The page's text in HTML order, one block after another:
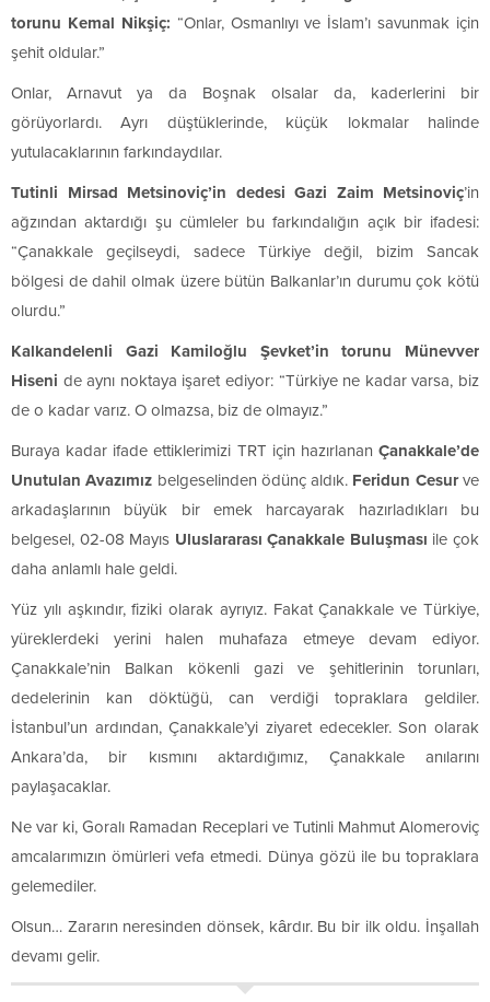
torunu Kemal Nikşiç: “Onlar, Osmanlıyı ve İslam’ı savunmak için
şehit oldular.”
Onlar, Arnavut ya da Boşnak olsalar da, kaderlerini bir
görüyorlardı. Ayrı düştüklerinde, küçük lokmalar halinde
yutulacaklarının farkındaydılar.
Tutinli Mirsad Metsinoviç’in dedesi Gazi Zaim Metsinoviç’in
ağzından aktardığı şu cümleler bu farkındalığın açık bir ifadesi:
“Çanakkale geçilseydi, sadece Türkiye değil, bizim Sancak
bölgesi de dahil olmak üzere bütün Balkanlar’ın durumu çok kötü
olurdu.”
Kalkandelenli Gazi Kamiloğlu Şevket’in torunu Münevver
Hiseni de aynı noktaya işaret ediyor: “Türkiye ne kadar varsa, biz
de o kadar varız. O olmazsa, biz de olmayız.”
Buraya kadar ifade ettiklerimizi TRT için hazırlanan Çanakkale’de
Unutulan Avazımız belgeselinden ödünç aldık. Feridun Cesurve
arkadaşlarının büyük bir emek harcayarak hazırladıkları bu
belgesel, 02-08 Mayıs Uluslararası Çanakkale Buluşması ile çok
daha anlamlı hale geldi.
Yüz yılı aşkındır, fiziki olarak ayrıyız. Fakat Çanakkale ve Türkiye,
yüreklerdeki yerini halen muhafaza etmeye devam ediyor.
Çanakkale’nin Balkan kökenli gazi ve şehitlerinin torunları,
dedelerinin kan döktüğü, can verdiği topraklara geldiler.
İstanbul’un ardından, Çanakkale’yi ziyaret edecekler. Son olarak
Ankara’da, bir kısmını aktardığımız, Çanakkale anılarını
paylaşacaklar.
Ne var ki, Goralı Ramadan Receplari ve Tutinli Mahmut Alomeroviç
amcalarımızın ömürleri vefa etmedi. Dünya gözü ile bu topraklara
gelemediler.
Olsun… Zararın neresinden dönsek, kârdır. Bu bir ilk oldu. İnşallah
devamı gelir.